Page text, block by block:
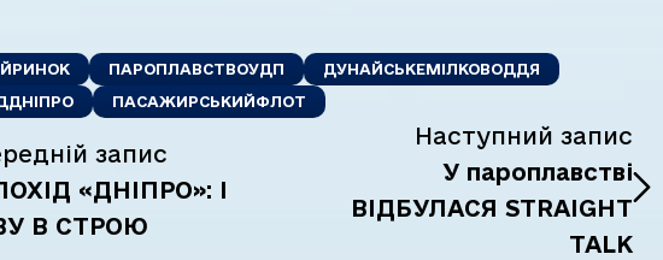
ПАРОПЛАВСТВОУДП
ДУНАЙСЬКЕМІЛКОВОДДЯ
ПАСАЖИРСЬКИЙФЛОТ
запис
«ДНІПРО»: І
В СТРОЮ
Наступний запис
У пароплавстві
ВІДБУЛАСЯ STRAIGHT
TALK